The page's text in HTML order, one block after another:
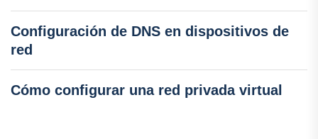
Configuración de DNS en dispositivos de
red
Cómo configurar una red privada virtual